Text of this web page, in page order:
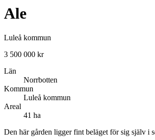
Ale
Luleå kommun
3 500 000 kr
Län
Norrbotten
Kommun
Luleå kommun
Areal
41 ha
Den här gården ligger fint beläget för sig själv i